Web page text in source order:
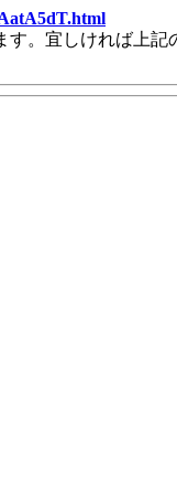
す。宜しければ上